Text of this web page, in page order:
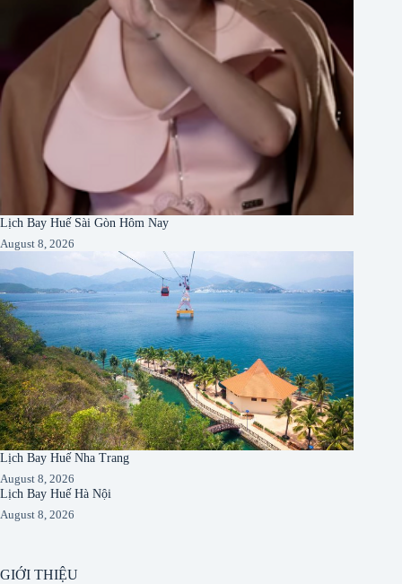
Lịch Bay Huế Sài Gòn Hôm Nay
August 8, 2026
Lịch Bay Huế Nha Trang
August 8, 2026
Lịch Bay Huế Hà Nội
August 8, 2026
GIỚI THIỆU